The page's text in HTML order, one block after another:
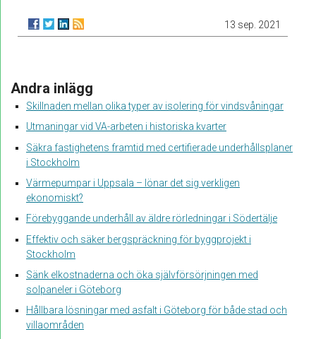
13 sep. 2021
Andra inlägg
Skillnaden mellan olika typer av isolering för vindsvåningar
Utmaningar vid VA-arbeten i historiska kvarter
Säkra fastighetens framtid med certifierade underhållsplaner
i Stockholm
Värmepumpar i Uppsala – lönar det sig verkligen
ekonomiskt?
Förebyggande underhåll av äldre rörledningar i Södertälje
Effektiv och säker bergspräckning för byggprojekt i
Stockholm
Sänk elkostnaderna och öka självförsörjningen med
solpaneler i Göteborg
Hållbara lösningar med asfalt i Göteborg för både stad och
villaområden